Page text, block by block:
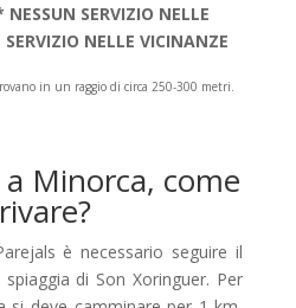
SERVIZIO NELLE
NELLE VICINANZE
in un raggio di circa 250-300 metri.
a Minorca, come
è necessario seguire il
spiaggia di Son Xoringuer. Per